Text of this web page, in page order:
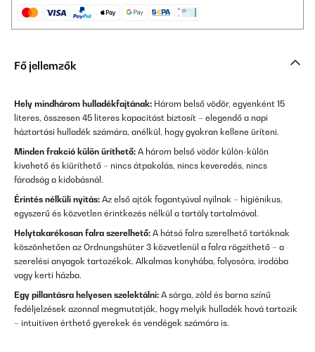
Fő jellemzők
Hely mindhárom hulladékfajtának: Három belső vödör, egyenként 15
literes, összesen 45 literes kapacitást biztosít – elegendő a napi
háztartási hulladék számára, anélkül, hogy gyakran kellene üríteni.
Minden frakció külön üríthető: A három belső vödör külön-külön
kivehető és kiüríthető – nincs átpakolás, nincs keveredés, nincs
fáradság a kidobásnál.
Érintés nélküli nyitás: Az első ajtók fogantyúval nyílnak – higiénikus,
egyszerű és közvetlen érintkezés nélkül a tartály tartalmával.
Helytakarékosan falra szerelhető: A hátsó falra szerelhető tartóknak
köszönhetően az Ordnungshüter 3 közvetlenül a falra rögzíthető – a
szerelési anyagok tartozékok. Alkalmas konyhába, folyosóra, irodába
vagy kerti házba.
Egy pillantásra helyesen szelektálni: A sárga, zöld és barna színű
fedéljelzések azonnal megmutatják, hogy melyik hulladék hová tartozik
– intuitíven érthető gyerekek és vendégek számára is.